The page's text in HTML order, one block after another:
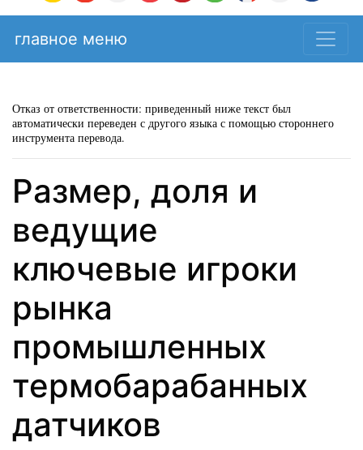
главное меню
Отказ от ответственности: приведенный ниже текст был
автоматически переведен с другого языка с помощью стороннего
инструмента перевода.
Размер, доля и
ведущие
ключевые игроки
рынка
промышленных
термобарабанных
датчиков